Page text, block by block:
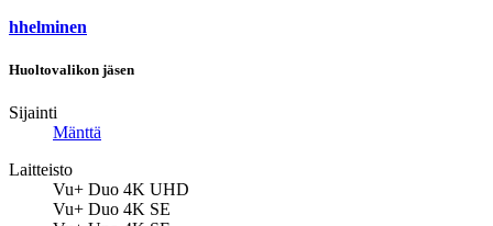
hhelminen
Huoltovalikon jäsen
Sijainti
Mänttä
Laitteisto
Vu+ Duo 4K UHD
Vu+ Duo 4K SE